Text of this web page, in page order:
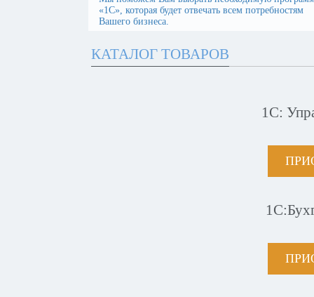
«1С», которая будет отвечать всем потребностям
Вашего бизнеса.
КАТАЛОГ ТОВАРОВ
1С: